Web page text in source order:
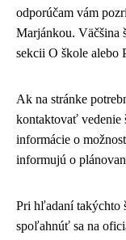
odporúčam vám
Marjánkou. Väčšina
sekcii O škole alebo
Ak na stránke
kontaktovať vedenie
informácie o
informujú o
Pri hľadaní takýchto
spoľahnúť sa na